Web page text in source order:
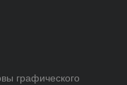
графического